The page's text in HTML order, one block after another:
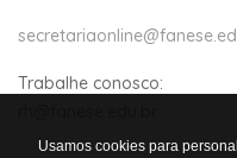
Usamos cookies para
Trabalhe conosco: